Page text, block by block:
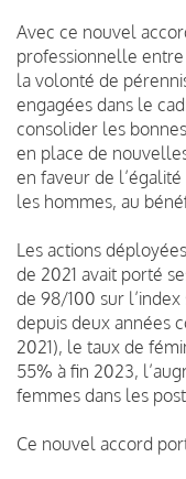
Avec ce nouvel
professionnelle
la volonté de
engagées dans le
consolider les
en place de
en faveur de
les hommes, au
Les actions
de 2021 avait porté
de 98/100 sur
depuis deux années
2021), le taux de
55% à fin 2023,
femmes dans les
Ce nouvel accord